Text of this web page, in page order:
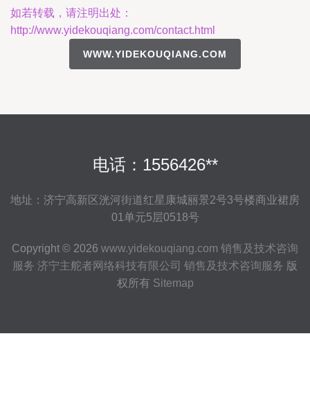
如若转载，请注明出处：
http://www.yidekouqiang.com/contact.html
WWW.YIDEKOUQIANG.COM
电话：1556426**
地址：济宁高新区洸河街道红星康城丽景2号3号楼商业裙房
01单元5层0518号
Copyright © 2026 www.yidekouqiang.com 销售及技术咨询
服务 济宁主舵者网络科技有限公司 销售及技术咨询服务 版
权所有 Sitemap